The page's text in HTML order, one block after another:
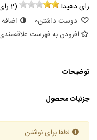
رای دهید! (
2
دوست داشتن0
افزودن به فهرست
توضیحات
جزئیات محصول
لطفا برای نوشتن